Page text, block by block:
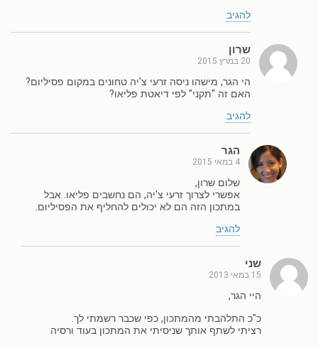
להגיב
שרון
20 במרץ 2015
הי הגר, מישהו ניסה זרעי צ'יה טחונים במקום פסיליום?
האם זה "תקני" לפי דיאטת פליאו?
להגיב
הגר
4 במאי 2015
שלום שרון,
אפשרי לצרוך זרעי צ'יה, הם נחשבים פליאו. אבל
במתכון הזה הם לא יכולים להחליף את הפסיליום.
להגיב
שני
15 במאי 2013
היי הגר,
כ"כ התלהבתי מהמתכון, כפי שכבר רשמתי לך.
רציתי לשתף אותך שניסיתי את המתכון בעוד ורסיה